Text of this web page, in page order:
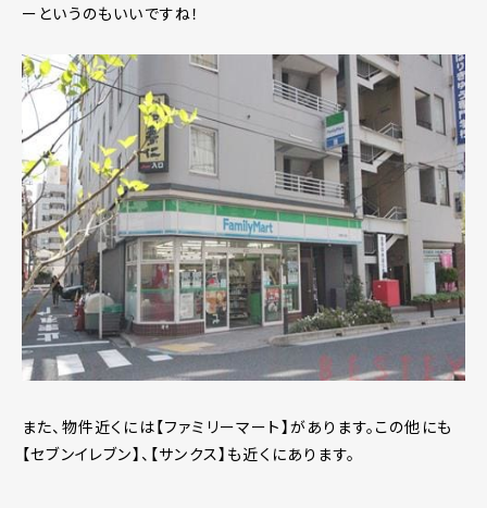
ーというのもいいですね！
また、物件近くには【ファミリーマート】があります。この他にも
【セブンイレブン】、【サンクス】も近くにあります。